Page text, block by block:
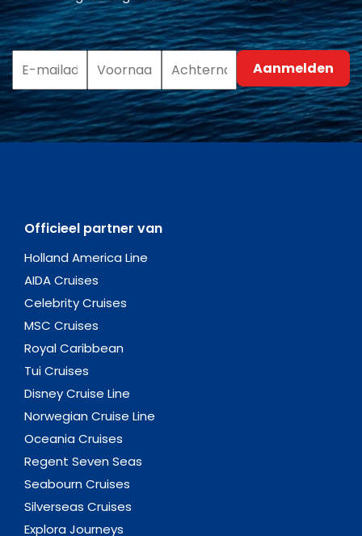
Officieel partner van
Holland America Line
AIDA Cruises
Celebrity Cruises
MSC Cruises
Royal Caribbean
Tui Cruises
Disney Cruise Line
Norwegian Cruise Line
Oceania Cruises
Regent Seven Seas
Seabourn Cruises
Silverseas Cruises
Explora Journeys